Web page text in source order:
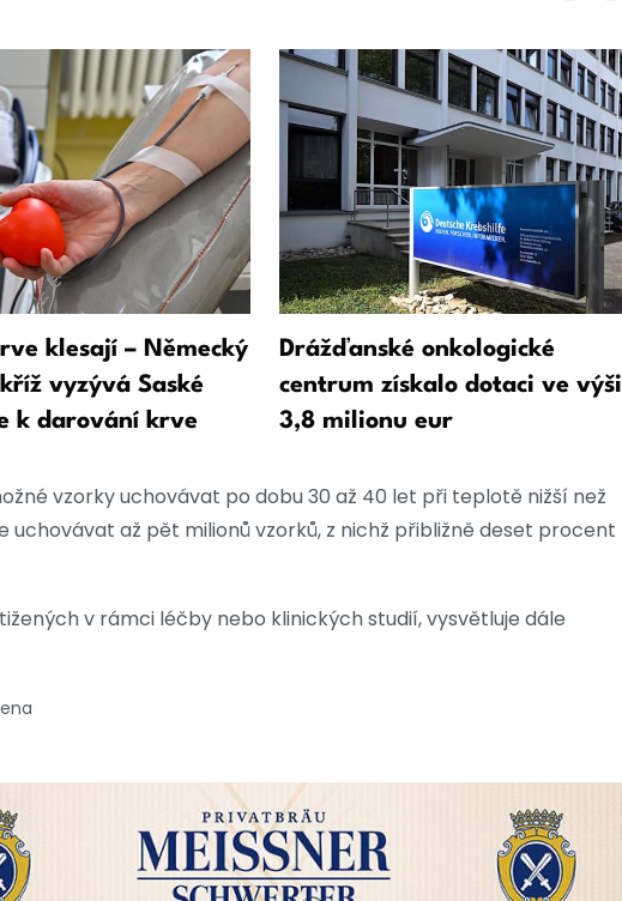
klesají – Německý
vyzývá Saské
k darování krve
Drážďanské onkologické
centrum získalo dotaci ve výši
3,8 milionu eur
vzorky uchovávat po dobu 30 až 40 let při teplotě nižší než
uchovávat až pět milionů vzorků, z nichž přibližně deset procent
v rámci léčby nebo klinických studií, vysvětluje dále